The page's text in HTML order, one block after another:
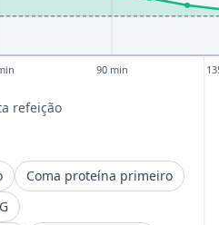
90 min
refeição
Coma proteína primeiro